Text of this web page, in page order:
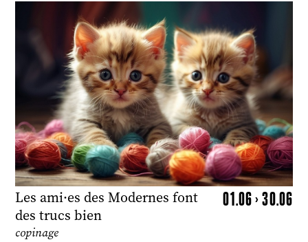
Les ami·es des Modernes font
des trucs bien
01.06 > 30.06
copinage